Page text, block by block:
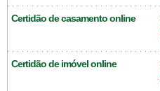
Certidão de casamento online
Certidão de imóvel online